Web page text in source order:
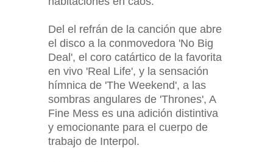
Del el refrán de la canción que abre
el disco a la conmovedora 'No Big
Deal', el coro catártico de la favorita
en vivo 'Real Life', y la sensación
hímnica de 'The Weekend', a las
sombras angulares de 'Thrones', A
Fine Mess es una adición distintiva
y emocionante para el cuerpo de
trabajo de Interpol.